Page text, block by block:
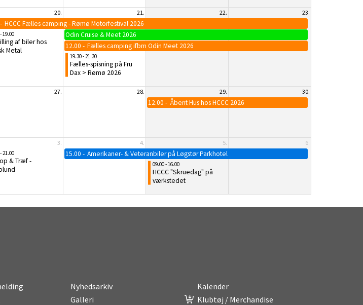
20.
HCCC Fælles camping - Rømø Motorfestival 2026
19.00
af biler hos
Metal
21.
Odin Cruise & Meet 2026
12.00
Fælles camping ifbm Odin Meet 2026
19.30 - 21.30
Fælles-spisning på Fru
Dax > Rømø 2026
22. 23.
27. 28. 29.
12.00 Åbent Hus hos HCCC 2026
30.
3.
21.00
& Træf -
4.
15.00 Amerikaner- & Veteranbiler på Løgstør Parkhotel
5.
09.00 - 16.00
HCCC "Skruedag" på
værkstedet
6.
Nyhedsarkiv
Kalender
Galleri
Klubtøj / Merchandise